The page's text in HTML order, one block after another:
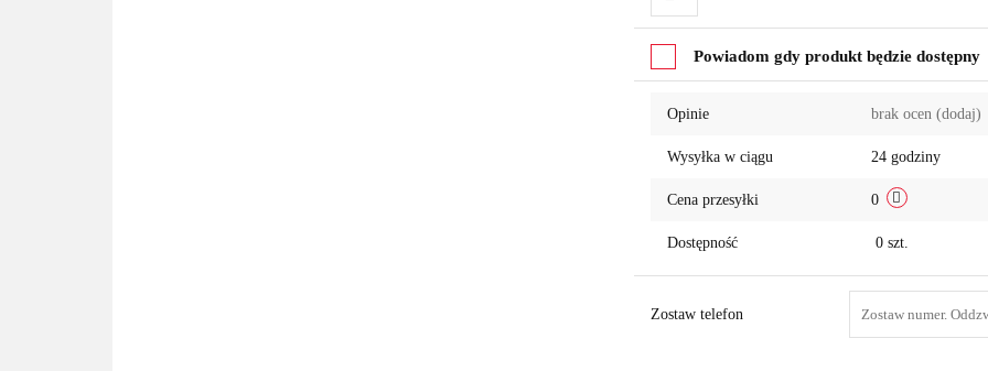
Do
Powiadom gdy produkt będzie dostępny
Opinie brak ocen (dodaj)
Wysyłka w ciągu 24 godziny
Cena przesyłki 0
Dostępność 0 szt.
Zostaw telefon